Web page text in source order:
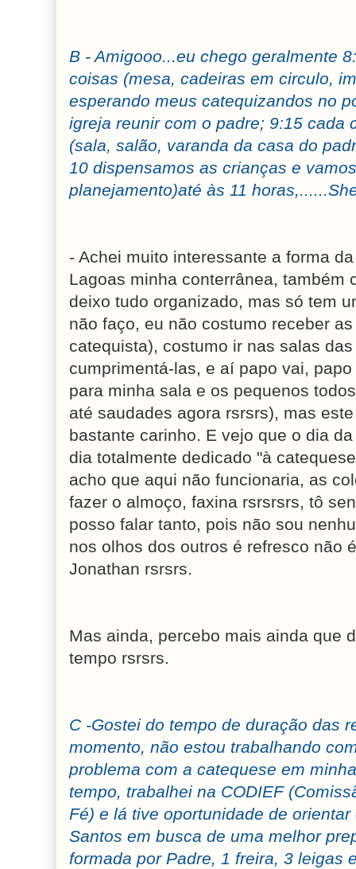
B - Amigooo...eu chego geralmente
coisas (mesa, cadeiras em circulo,
esperando meus catequizandos no
igreja reunir com o padre; 9:15 cada
(sala, salão, varanda da casa do
10 dispensamos as crianças e
planejamento)até às 11
- Achei muito interessante a forma
Lagoas minha conterrânea, também
deixo tudo organizado, mas só tem
não faço, eu não costumo receber
catequista), costumo ir nas salas
cumprimentá-las, e aí papo vai,
para minha sala e os pequenos
até saudades agora rsrsrs), mas
bastante carinho. E vejo que o dia
dia totalmente dedicado "à
acho que aqui não funcionaria, as
fazer o almoço, faxina rsrsrsrs, tô
posso falar tanto, pois não sou
nos olhos dos outros é refresco não
Jonathan rsrsrs.
Mas ainda, percebo mais ainda que
tempo rsrsrs.
C -Gostei do tempo de duração das
momento, não estou trabalhando
problema com a catequese em
tempo, trabalhei na CODIEF
Fé) e lá tive oportunidade de
Santos em busca de uma melhor
formada por Padre, 1 freira, 3 leigas